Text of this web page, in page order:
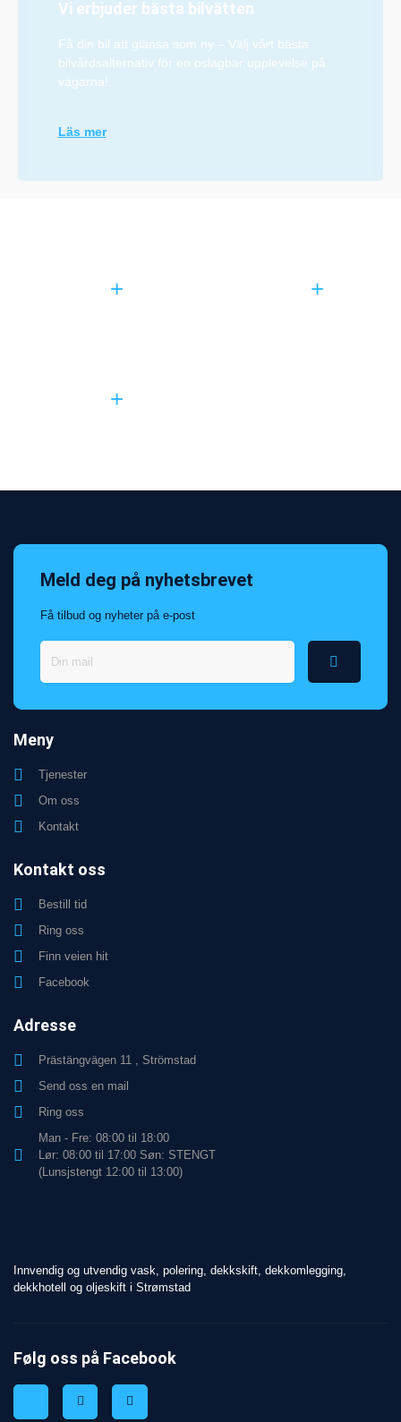
Vi erbjuder bästa bilvätten
Få din bil att glänsa som ny – Välj vårt bästa
bilvårdsalternativ för en oslagbar upplevelse på
vägarna!
Läs mer
+ +
+
Innvendig og utvendig vask, polering, dekkskift, dekkomlegging,
dekkhotell og oljeskift i Strømstad
Følg oss på Facebook
Meld deg på nyhetsbrevet
Få tilbud og nyheter på e-post
Meny
Tjenester
Om oss
Kontakt
Kontakt oss
Bestill tid
Ring oss
Finn veien hit
Facebook
Adresse
Prästängvägen 11 , Strömstad
Send oss en mail
Ring oss
Man - Fre: 08:00 til 18:00
Lør: 08:00 til 17:00 Søn: STENGT
(Lunsjstengt 12:00 til 13:00)